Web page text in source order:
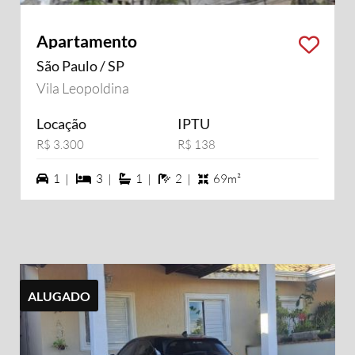
Apartamento
São Paulo / SP
Vila Leopoldina
Locação
R$ 3.300
IPTU
R$ 138
1 vagas na garagem
1 | 3 dormiórios
3 | 1 suítes
1 | 2 banheiros
2 | 69m²
ALUGADO